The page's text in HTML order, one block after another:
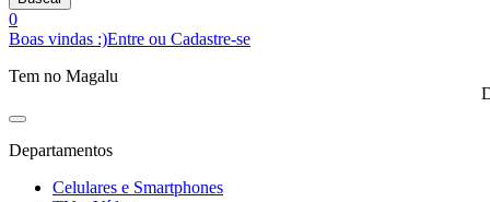
0
Boas vindas :)Entre ou Cadastre-se
Tem no Magalu
Departamentos
Celulares e Smartphones